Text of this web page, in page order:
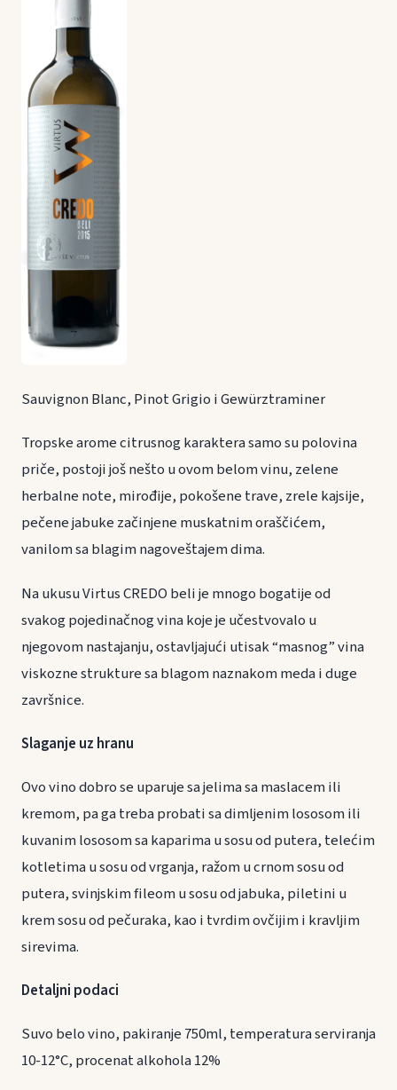
Sauvignon Blanc, Pinot Grigio i Gewürztraminer
Tropske arome citrusnog karaktera samo su polovina
priče, postoji još nešto u ovom belom vinu, zelene
herbalne note, mirođije, pokošene trave, zrele kajsije,
pečene jabuke začinjene muskatnim oraščićem,
vanilom sa blagim nagoveštajem dima.
Na ukusu Virtus CREDO beli je mnogo bogatije od
svakog pojedinačnog vina koje je učestvovalo u
njegovom nastajanju, ostavljajući utisak “masnog” vina
viskozne strukture sa blagom naznakom meda i duge
završnice.
Slaganje uz hranu
Ovo vino dobro se uparuje sa jelima sa maslacem ili
kremom, pa ga treba probati sa dimljenim lososom ili
kuvanim lososom sa kaparima u sosu od putera, telećim
kotletima u sosu od vrganja, ražom u crnom sosu od
putera, svinjskim fileom u sosu od jabuka, piletini u
krem sosu od pečuraka, kao i tvrdim ovčijim i kravljim
sirevima.
Detaljni podaci
Suvo belo vino, pakiranje 750ml, temperatura serviranja
10-12°C, procenat alkohola 12%